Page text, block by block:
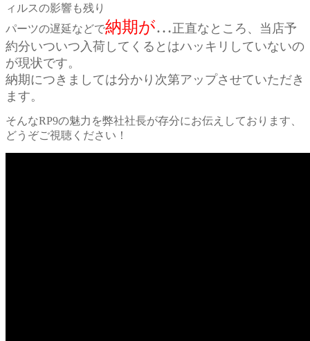
ィルスの影響も残り
パーツの遅延などで納期が…正直なところ、当店予
約分いついつ入荷してくるとはハッキリしていないの
が現状です。
納期につきましては分かり次第アップさせていただき
ます。
そんなRP9の魅力を弊社社長が存分にお伝えしております、
どうぞご視聴ください！